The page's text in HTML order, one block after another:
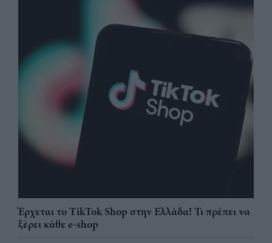
Έρχεται το TikTok Shop στην Ελλάδα! Τι πρέπει να
ξέρει κάθε e-shop